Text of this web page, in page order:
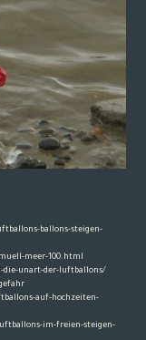
ballons-steigen-
meer-100.html
die-unart-der-luftballons/
auf-hochzeiten-
im-freien-steigen-